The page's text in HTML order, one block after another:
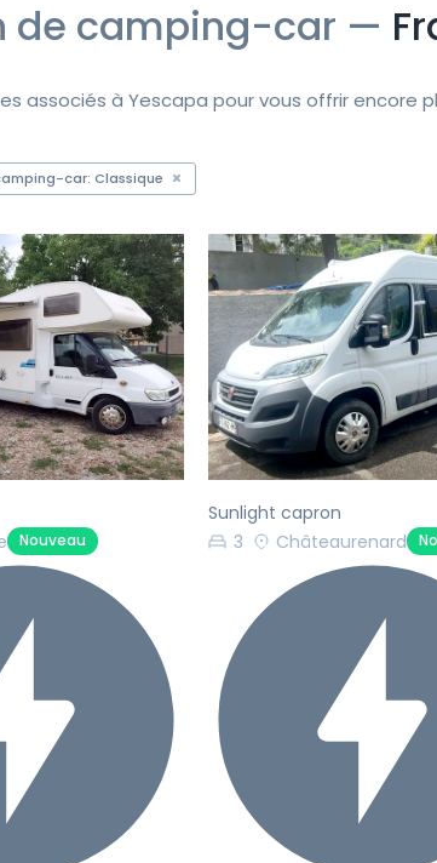
de camping-car —
associés à Yescapa pour vous offrir encore
car: Classique
Suivant
Nouveau
Précédent
Sunlight capron
3
Châteaurenard